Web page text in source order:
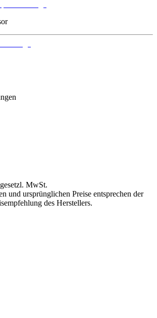
MwSt.
und ursprünglichen Preise entsprechen der
des Herstellers.